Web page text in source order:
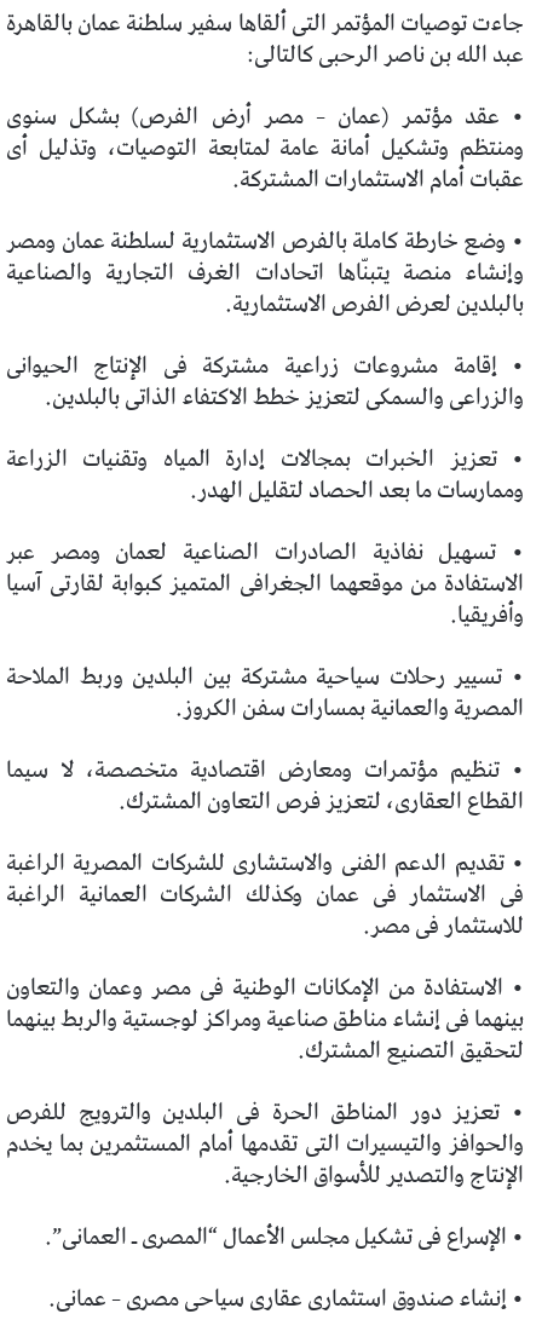
جاءت توصيات المؤتمر التى ألقاها سفير سلطنة عمان بالقاهرة
عبد الله بن ناصر الرحبى كالتالى:
• عقد مؤتمر (عمان – مصر أرض الفرص) بشكل سنوى
ومنتظم وتشكيل أمانة عامة لمتابعة التوصيات، وتذليل أى
عقبات أمام الاستثمارات المشتركة.
• وضع خارطة كاملة بالفرص الاستثمارية لسلطنة عمان ومصر
وإنشاء منصة يتبنّاها اتحادات الغرف التجارية والصناعية
بالبلدين لعرض الفرص الاستثمارية.
• إقامة مشروعات زراعية مشتركة فى الإنتاج الحيوانى
والزراعى والسمكى لتعزيز خطط الاكتفاء الذاتى بالبلدين.
• تعزيز الخبرات بمجالات إدارة المياه وتقنيات الزراعة
وممارسات ما بعد الحصاد لتقليل الهدر.
• تسهيل نفاذية الصادرات الصناعية لعمان ومصر عبر
الاستفادة من موقعهما الجغرافى المتميز كبوابة لقارتى آسيا
وأفريقيا.
• تسيير رحلات سياحية مشتركة بين البلدين وربط الملاحة
المصرية والعمانية بمسارات سفن الكروز.
• تنظيم مؤتمرات ومعارض اقتصادية متخصصة، لا سيما
القطاع العقارى، لتعزيز فرص التعاون المشترك.
• تقديم الدعم الفنى والاستشارى للشركات المصرية الراغبة
فى الاستثمار فى عمان وكذلك الشركات العمانية الراغبة
للاستثمار فى مصر.
• الاستفادة من الإمكانات الوطنية فى مصر وعمان والتعاون
بينهما فى إنشاء مناطق صناعية ومراكز لوجستية والربط بينهما
لتحقيق التصنيع المشترك.
• تعزيز دور المناطق الحرة فى البلدين والترويج للفرص
والحوافز والتيسيرات التى تقدمها أمام المستثمرين بما يخدم
الإنتاج والتصدير للأسواق الخارجية.
• الإسراع فى تشكيل مجلس الأعمال “المصرى ـ العمانى”.
• إنشاء صندوق استثمارى عقارى سياحى مصرى – عمانى.